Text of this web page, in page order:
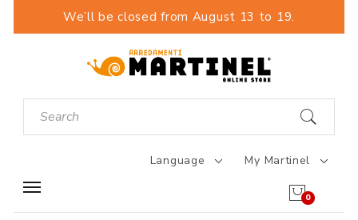
We’ll be closed from August 13 to 19.
Language My Martinel
0